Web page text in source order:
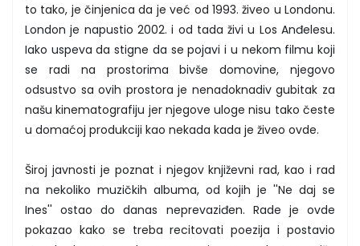
to tako, je činjenica da je već od 1993. živeo u Londonu.
London je napustio 2002. i od tada živi u Los Anđelesu.
Iako uspeva da stigne da se pojavi i u nekom filmu koji
se radi na prostorima bivše domovine, njegovo
odsustvo sa ovih prostora je nenadoknadiv gubitak za
našu kinematografiju jer njegove uloge nisu tako česte
u domaćoj produkciji kao nekada kada je živeo ovde.
Široj javnosti je poznat i njegov književni rad, kao i rad
na nekoliko muzičkih albuma, od kojih je ''Ne daj se
Ines'' ostao do danas neprevaziđen. Rade je ovde
pokazao kako se treba recitovati poezija i postavio